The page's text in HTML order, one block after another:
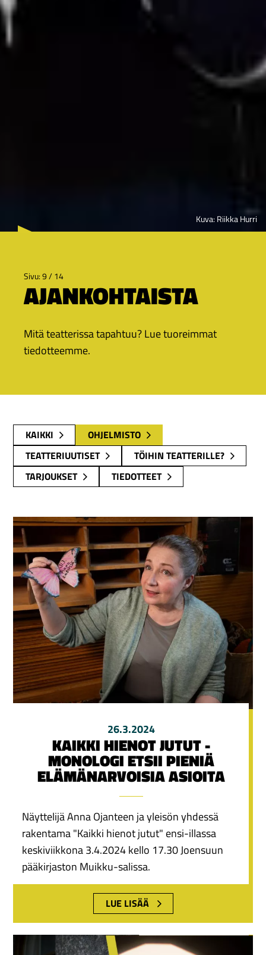
Kuva: Riikka Hurri
Sivu: 9 / 14
AJANKOHTAISTA
Mitä teatterissa tapahtuu? Lue tuoreimmat
tiedotteemme.
KAIKKI
OHJELMISTO
TEATTERIUUTISET
TÖIHIN TEATTERILLE?
TARJOUKSET
TIEDOTTEET
26.3.2024
KAIKKI HIENOT JUTUT -
MONOLOGI ETSII PIENIÄ
ELÄMÄNARVOISIA ASIOITA
Näyttelijä Anna Ojanteen ja yleisön yhdessä
rakentama "Kaikki hienot jutut" ensi-illassa
keskiviikkona 3.4.2024 kello 17.30 Joensuun
pääkirjaston Muikku-salissa.
LUE LISÄÄ